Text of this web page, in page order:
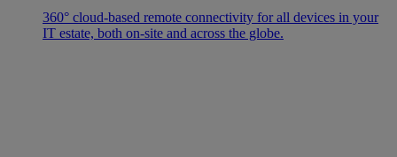
360° cloud-based remote connectivity for all devices in your
IT estate, both on-site and across the globe.